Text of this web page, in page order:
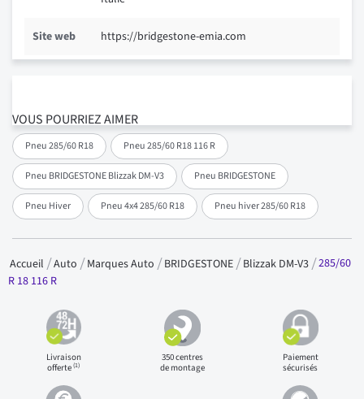
VOUS POURRIEZ AIMER
Pneu 285/60 R18 Pneu 285/60 R18 116 R
Pneu BRIDGESTONE Blizzak DM-V3 Pneu BRIDGESTONE
Pneu Hiver Pneu 4x4 285/60 R18 Pneu hiver 285/60 R18
Site web https://bridgestone-emia.com
Accueil Auto Marques Auto BRIDGESTONE Blizzak DM-V3 285/60
R 18 116 R
Livraison
offerte(1)
350 centres
de montage
Paiement
sécurisés